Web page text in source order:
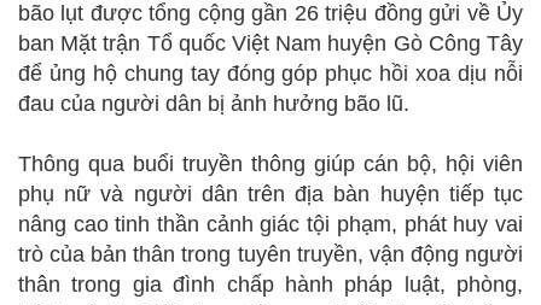
bão lụt được tổng cộng gần 26 triệu đồng gửi về Ủy
ban Mặt trận Tổ quốc Việt Nam huyện Gò Công Tây
để ủng hộ chung tay đóng góp phục hồi xoa dịu nỗi
đau của người dân bị ảnh hưởng bão lũ.
Thông qua buổi truyền thông giúp cán bộ, hội viên
phụ nữ và người dân trên địa bàn huyện tiếp tục
nâng cao tinh thần cảnh giác tội phạm, phát huy vai
trò của bản thân trong tuyên truyền, vận động người
thân trong gia đình chấp hành pháp luật, phòng,